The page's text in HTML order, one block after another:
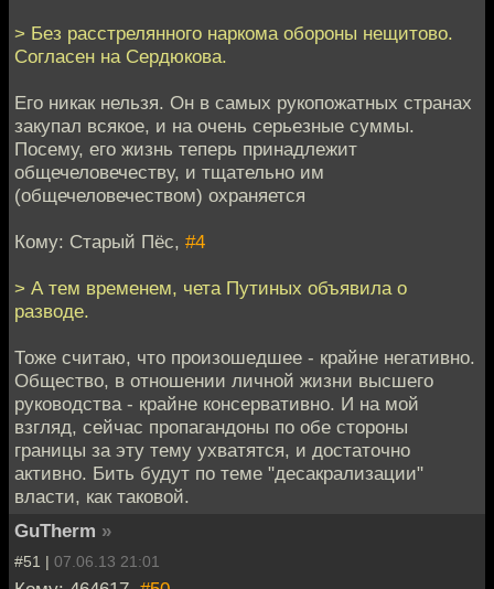
> Без расстрелянного наркома обороны нещитово.
Согласен на Сердюкова.
Его никак нельзя. Он в самых рукопожатных странах
закупал всякое, и на очень серьезные суммы.
Посему, его жизнь теперь принадлежит
общечеловечеству, и тщательно им
(общечеловечеством) охраняется
Кому: Старый Пёс, #4
> А тем временем, чета Путиных объявила о
разводе.
Тоже считаю, что произошедшее - крайне негативно.
Общество, в отношении личной жизни высшего
руководства - крайне консервативно. И на мой
взгляд, сейчас пропагандоны по обе стороны
границы за эту тему ухватятся, и достаточно
активно. Бить будут по теме "десакрализации"
власти, как таковой.
GuTherm »
#51 | 07.06.13 21:01